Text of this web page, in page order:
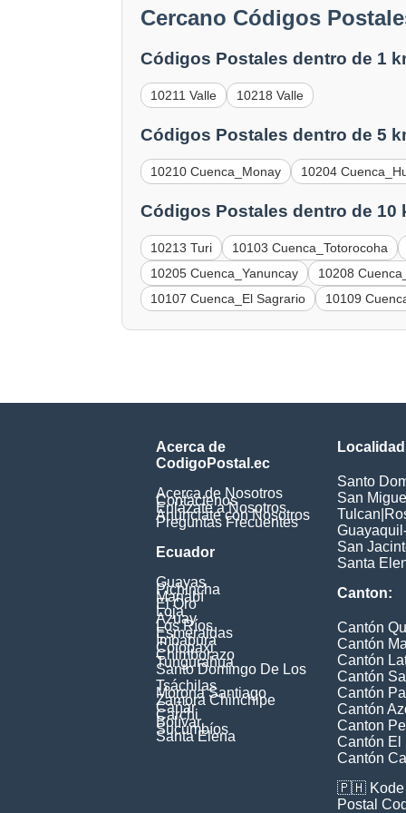
Cercano Códigos
Códigos Postales dentro de 1
10211 Valle 10218 Valle
Códigos Postales dentro de 5
10210 Cuenca_Monay 10204
Códigos Postales dentro de 10
10213 Turi
10103 Cuenca_Totorocoha
10205 Cuenca_Yanuncay
10208
10107 Cuenca_El Sagrario
10109
Acerca de
CodigoPostal.ec
Acerca de Nosotros
Contáctenos
Enlázate a Nosotros
Anúnciate con Nosotros
Preguntas Frecuentes
Ecuador
Guayas
Pichincha
Manabí
El Oro
Loja
Azuay
Los Ríos
Esmeraldas
Imbabura
Cotopaxi
Chimborazo
Tungurahua
Santo Domingo De Los
Tsáchilas
Morona Santiago
Zamora Chinchipe
Cañar
Carchi
Bolívar
Sucumbíos
Santa Elena
Santo
San
Tulcan
San
Santa
Canton:
Cantón
Cantón
Cantón
Cantón
Cantón
Cantón
Canton
Cantón El
Cantón
🇵🇭
Postal